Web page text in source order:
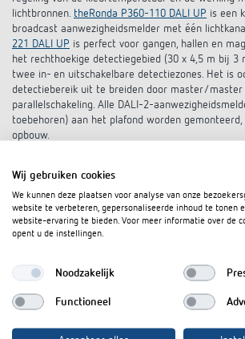
lichtbronnen. theRonda P360-110 DALI UP is een
broadcast aanwezigheidsmelder met één
221 DALI UP is perfect voor gangen, hallen en
het rechthoekige detectiegebied (30 x 4,5 m bij 3
twee in- en uitschakelbare detectiezones. Het is
detectiebereik uit te breiden door master/
parallelschakeling. Alle DALI-2-
toebehoren) aan het plafond worden gemonteerd,
opbouw.
Perfect verlichtingsbeheer kan ook worden bereikt
een hoger niveau van een gebouwbeheersysteem
aanwezigheidssensoren. De DALI-2 norm zorgt
overschrijdende compatibiliteit. Dit betekent dat
aanwezigheidssensoren met elke Single of
DALI-2 aanwezigheidssensoren omvat op afstand
met vierkante, ronde en rechthoekige
toepassing. Alle DALI-2 aanwezigheidssensoren
Wij gebruiken cookies
We kunnen deze plaatsen voor analyse van onze
website te verbeteren, gepersonaliseerde inhoud te tonen
website-ervaring te bieden. Voor meer informatie over de
opent u de instellingen.
Noodzakelijk
Functioneel